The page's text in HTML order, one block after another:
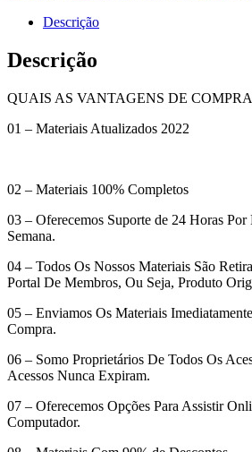
Descrição
Descrição
QUAIS AS VANTAGENS DE
01 – Materiais Atualizados 2022
02 – Materiais 100% Completos
03 – Oferecemos Suporte de 24 Horas
Semana.
04 – Todos Os Nossos Materiais São
Portal De Membros, Ou Seja, Produto
05 – Enviamos Os Materiais
Compra.
06 – Somo Proprietários De Todos Os
Acessos Nunca Expiram.
07 – Oferecemos Opções Para Assistir
Computador.